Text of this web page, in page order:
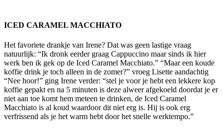
ICED CARAMEL MACCHIATO
Het favoriete drankje van Irene? Dat was geen lastige vraag
natuurlijk: “Ik dronk eerder graag Cappuccino maar sinds ik hier
werk ben ik gek op de Iced Caramel Macchiato.” “Maar een koude
koffie drink je toch alleen in de zomer?” vroeg Lisette aandachtig
“Nee hoor!” ging Irene verder: “stel je voor je hebt een lekkere kop
koffie gepakt en na 5 minuten is deze alweer afgekoeld doordat je er
niet aan toe komt hem meteen te drinken, de Iced Caramel
Macchiato is al koud waardoor dit niet erg is. Hij is ook erg
verfrissend als je het warm hebt door het snelle werktempo.”